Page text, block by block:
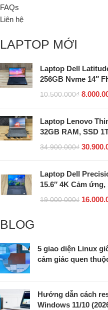
FAQs
Liên hệ
LAPTOP MỚI
Laptop Dell
256GB Nvme 14″
10.500.000₫
Laptop Lenovo
32GB RAM, SSD
34.900.000₫
Laptop Dell
15.6″ 4K Cảm
19.000.000₫
BLOG
5 giao diện Linux
cảm giác quen
Hướng dẫn cách
Windows 11/10